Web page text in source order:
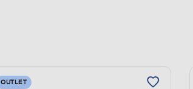
OUTLET